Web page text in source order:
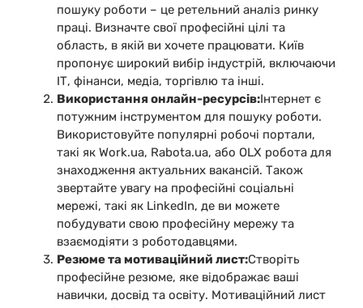
пошуку роботи – це ретельний аналіз ринку
праці. Визначте свої професійні цілі та
область, в якій ви хочете працювати. Київ
пропонує широкий вибір індустрій, включаючи
ІТ, фінанси, медіа, торгівлю та інші.
Використання онлайн-ресурсів:Інтернет є
потужним інструментом для пошуку роботи.
Використовуйте популярні робочі портали,
такі як Work.ua, Rabota.ua, або OLX робота для
знаходження актуальних вакансій. Також
звертайте увагу на професійні соціальні
мережі, такі як LinkedIn, де ви можете
побудувати свою професійну мережу та
взаємодіяти з роботодавцями.
Резюме та мотиваційний лист:Створіть
професійне резюме, яке відображає ваші
навички, досвід та освіту. Мотиваційний лист